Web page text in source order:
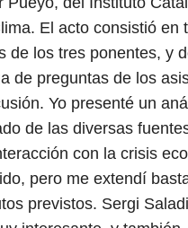
El acto consistió en
de los tres ponentes, y
de preguntas de los
Yo presenté un
de las diversas
con la crisis
pero me extendí
previstos. Sergi